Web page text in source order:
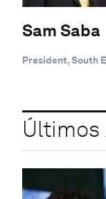
Sam Saba
President, South